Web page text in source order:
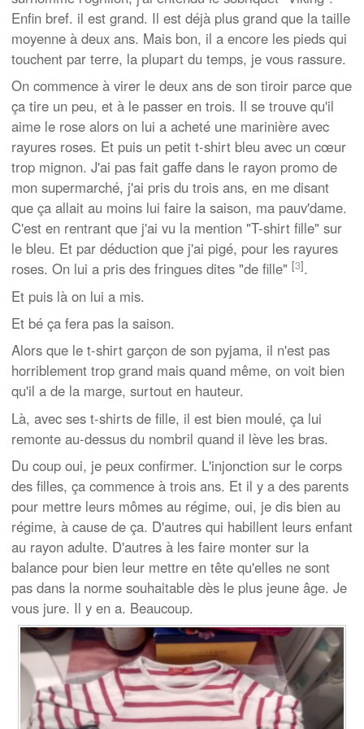
Enfin bref. il est grand. Il est déjà plus grand que la taille
moyenne à deux ans. Mais bon, il a encore les pieds qui
touchent par terre, la plupart du temps, je vous rassure.
On commence à virer le deux ans de son tiroir parce que
ça tire un peu, et à le passer en trois. Il se trouve qu'il
aime le rose alors on lui a acheté une marinière avec
rayures roses. Et puis un petit t-shirt bleu avec un cœur
trop mignon. J'ai pas fait gaffe dans le rayon promo de
mon supermarché, j'ai pris du trois ans, en me disant
que ça allait au moins lui faire la saison, ma pauv'dame.
C'est en rentrant que j'ai vu la mention "T-shirt fille" sur
le bleu. Et par déduction que j'ai pigé, pour les rayures
roses. On lui a pris des fringues dites "de fille" [3].
Et puis là on lui a mis.
Et bé ça fera pas la saison.
Alors que le t-shirt garçon de son pyjama, il n'est pas
horriblement trop grand mais quand même, on voit bien
qu'il a de la marge, surtout en hauteur.
Là, avec ses t-shirts de fille, il est bien moulé, ça lui
remonte au-dessus du nombril quand il lève les bras.
Du coup oui, je peux confirmer. L'injonction sur le corps
des filles, ça commence à trois ans. Et il y a des parents
pour mettre leurs mômes au régime, oui, je dis bien au
régime, à cause de ça. D'autres qui habillent leurs enfant
au rayon adulte. D'autres à les faire monter sur la
balance pour bien leur mettre en tête qu'elles ne sont
pas dans la norme souhaitable dès le plus jeune âge. Je
vous jure. Il y en a. Beaucoup.